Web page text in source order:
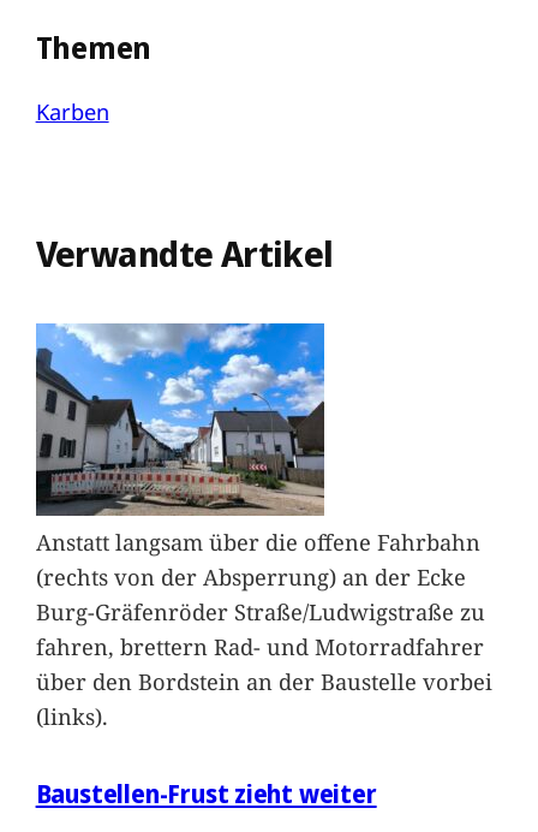
Themen
Karben
Verwandte Artikel
Anstatt langsam über die offene Fahrbahn
(rechts von der Absperrung) an der Ecke
Burg-Gräfenröder Straße/Ludwigstraße zu
fahren, brettern Rad- und Motorradfahrer
über den Bordstein an der Baustelle vorbei
(links).
Baustellen-Frust zieht weiter